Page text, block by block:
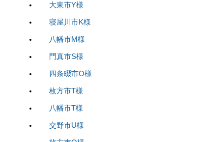
大東市Y様
寝屋川市K様
八幡市M様
門真市S様
四条畷市O様
枚方市T様
八幡市T様
交野市U様